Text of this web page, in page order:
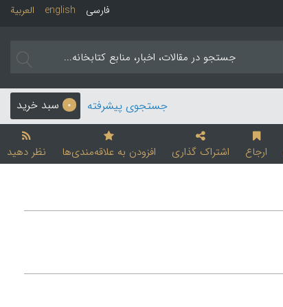
العربیة english فارسی
0 سبد خرید جستجوی پیشرفته
ارجاع اشتراک گذاری افزودن به علاقه‌مندی‌ها نظر دهید